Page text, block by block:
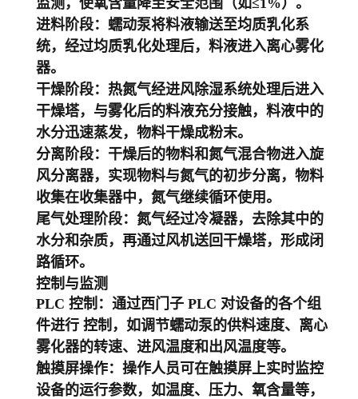
监测，使氧含量降至安全范围（如≤1%）。
进料阶段：蠕动泵将料液输送至均质乳化系
统，经过均质乳化处理后，料液进入离心雾化
器。
干燥阶段：热氮气经进风除湿系统处理后进入
干燥塔，与雾化后的料液充分接触，料液中的
水分迅速蒸发，物料干燥成粉末。
分离阶段：干燥后的物料和氮气混合物进入旋
风分离器，实现物料与氮气的初步分离，物料
收集在收集器中，氮气继续循环使用。
尾气处理阶段：氮气经过冷凝器，去除其中的
水分和杂质，再通过风机送回干燥塔，形成闭
路循环。
控制与监测
PLC 控制 ：通过西门子 PLC 对设备的各个组
件进行 控制，如调节蠕动泵的供料速度、离心
雾化器的转速、进风温度和出风温度等。
触摸屏操作：操作人员可在触摸屏上实时监控
设备的运行参数，如温度、压力、氧含量等，